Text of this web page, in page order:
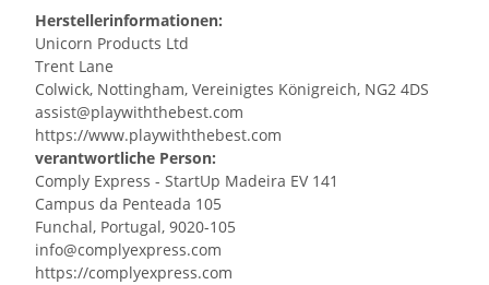
Herstellerinformationen:
Unicorn Products Ltd
Trent Lane
Colwick, Nottingham, Vereinigtes Königreich, NG2 4DS
assist@playwiththebest.com
https://www.playwiththebest.com
verantwortliche Person:
Comply Express - StartUp Madeira EV 141
Campus da Penteada 105
Funchal, Portugal, 9020-105
info@complyexpress.com
https://complyexpress.com